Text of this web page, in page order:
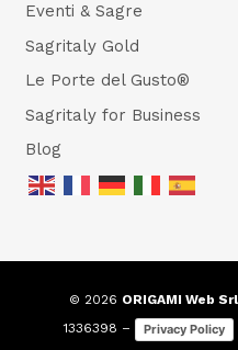
Eventi & Sagre
Sagritaly Gold
Le Porte del Gusto®
Sagritaly for Business
Blog
© 2026 ORIGAMI Web Srl
1336398 –
Privacy Policy